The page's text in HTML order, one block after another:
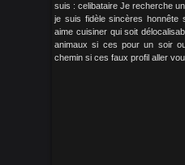
suis : celibataire Je recherche
je suis fidèle sincères honnête
aime cuisiner qui soit
animaux si ces pour un soir
chemin si ces faux profil aller